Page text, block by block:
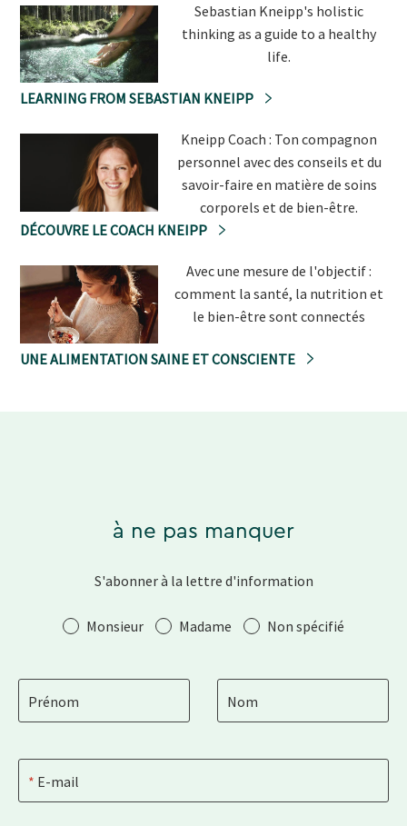
Sebastian Kneipp's holistic
thinking as a guide to a healthy
life.
LEARNING FROM SEBASTIAN KNEIPP
Kneipp Coach : Ton compagnon
personnel avec des conseils et du
savoir-faire en matière de soins
corporels et de bien-être.
DÉCOUVRE LE COACH KNEIPP
Avec une mesure de l'objectif :
comment la santé, la nutrition et
le bien-être sont connectés
UNE ALIMENTATION SAINE ET CONSCIENTE
à ne pas manquer
S'abonner à la lettre d'information
SalutationMonsieur Madame Non spécifié
Prénom Nom
E-mail